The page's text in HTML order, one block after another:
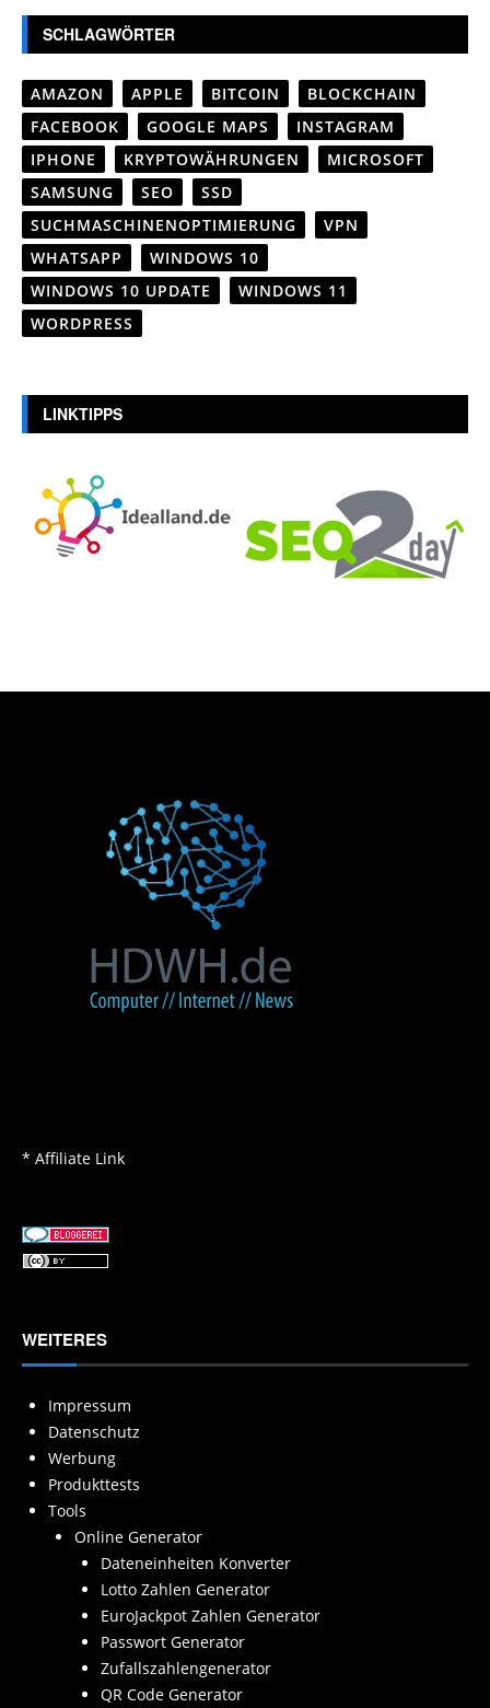
SCHLAGWÖRTER
AMAZON APPLE BITCOIN
BLOCKCHAIN
FACEBOOK
GOOGLE MAPS
INSTAGRAM
IPHONE
KRYPTOWÄHRUNGEN
MICROSOFT
SAMSUNG
SEO
SSD
SUCHMASCHINENOPTIMIERUNG
VPN
WHATSAPP
WINDOWS 10
WINDOWS 10 UPDATE
WINDOWS 11
WORDPRESS
LINKTIPPS
* Affiliate Link
WEITERES
Impressum
Datenschutz
Werbung
Produkttests
Tools
Online Generator
Dateneinheiten Konverter
Lotto Zahlen Generator
EuroJackpot Zahlen Generator
Passwort Generator
Zufallszahlengenerator
QR Code Generator